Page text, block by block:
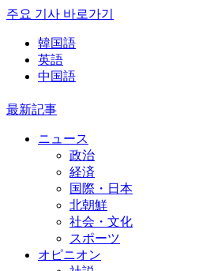
주요 기사 바로가기
韓国語
英語
中国語
最新記事
ニュース
政治
経済
国際・日本
北朝鮮
社会・文化
スポーツ
オピニオン